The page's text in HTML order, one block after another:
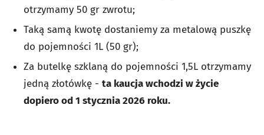
otrzymamy 50 gr zwrotu;
Taką samą kwotę dostaniemy za metalową puszkę
do pojemności 1L (50 gr);
Za butelkę szklaną do pojemności 1,5L otrzymamy
jedną złotówkę - ta kaucja wchodzi w życie
dopiero od 1 stycznia 2026 roku.